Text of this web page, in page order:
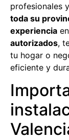
profesionales
toda su
experiencia
autorizados,
tu hogar o
eficiente y